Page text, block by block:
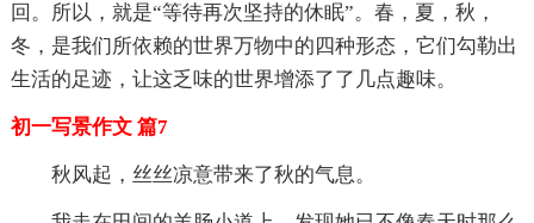
回。所以，就是“等待再次坚持的休眠”。春，夏，秋，
冬，是我们所依赖的世界万物中的四种形态，它们勾勒出
生活的足迹，让这乏味的世界增添了了几点趣味。
初一写景作文 篇7
秋风起，丝丝凉意带来了秋的气息。